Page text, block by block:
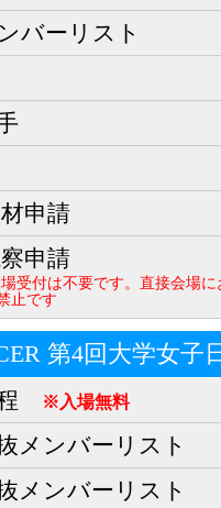
バーリスト
申請
申請
受付は不要です。直接会場
止です
第4回大学女子
程 ※入場無料
メンバーリスト
メンバーリスト